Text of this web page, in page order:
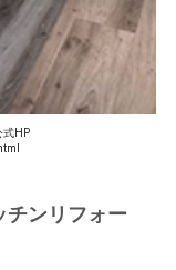
式HP
チンリフォー